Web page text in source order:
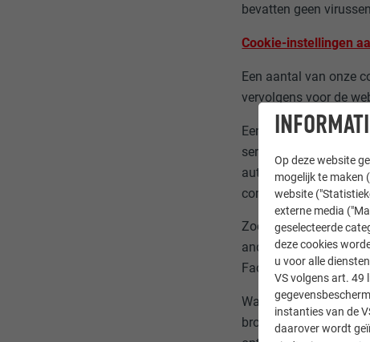
bevatten geen
Cookie-instellingen
Een aantal van onze
vervolgens voor de
Een "sessie" is een
server maakt
automatisch
computersysteem.
Zodra u uw browser
andere cookies
Facebook enz.)
Wanneer u niet wilt
browser uitschakelen
Op deze website
mogelijk te maken
website
externe media
geselecteerde
deze cookies
u voor alle
VS volgens art. 49
instanties van de
daarover wordt